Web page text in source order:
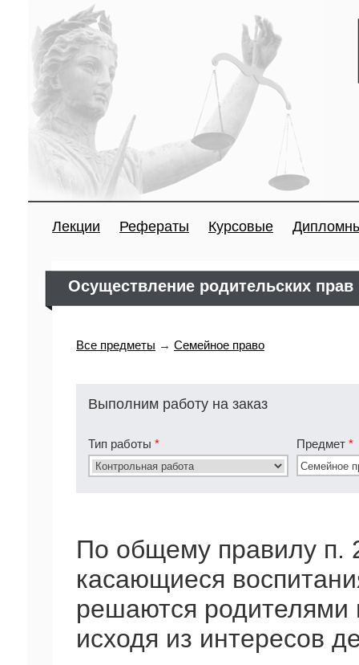
Лекции Рефераты Курсовые
Осуществление родительских
Все предметы → Семейное право
Выполним работу на заказ
Тип работы * Предмет *
По общему правилу п.
касающиеся
решаются родителями
исходя из интересов